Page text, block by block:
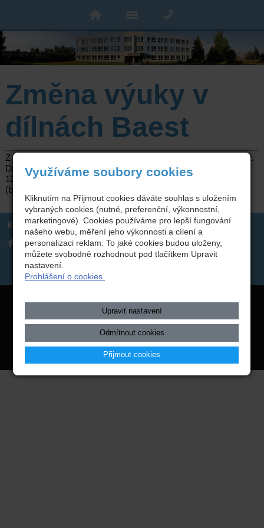
Změna výuky v
dílnách Baest
Z technických důvodů dochází ke změně výuky v dílnách Baest.
Dne 10.1.2024 bude výuka ukončena v 11:40. Ve dnech 11.1. a
12.1. bude probíhat teoretická výuka v zasedací místnosti
(budova B1) od 7:30 do 11:40.
Kontakt
Integrovaná střední škola
technická, Benešov,
Černoleská 1997
317 723 131
skola(zavináč)isstbn.cz
Datová schránka: rzpw2gi
webové stránkys AI,doménaawebhostingu jediného 5★
Mapa webu |Zobrazit klasickou verzi
Využíváme soubory cookies
Kliknutím na Přijmout cookies dáváte souhlas s uložením
vybraných cookies (nutné, preferenční, výkonnostní,
marketingové). Cookies používáme pro lepší fungování
našeho webu, měření jeho výkonnosti a cílení a
personalizaci reklam. To jaké cookies budou uloženy,
můžete svobodně rozhodnout pod tlačítkem Upravit
nastavení.
Prohlášení o cookies.
Upravit nastavení
Odmítnout cookies
Přijmout cookies